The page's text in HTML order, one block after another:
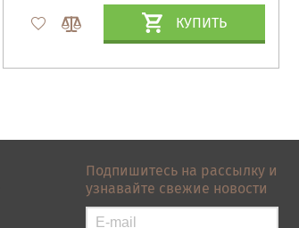
КУПИТЬ
Подпишитесь на рассылку и
узнавайте свежие новости